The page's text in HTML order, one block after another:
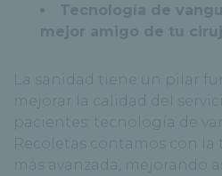
Tecnología de
mejor amigo de tu
La sanidad tiene un pilar
mejorar la calidad del
pacientes: tecnología de
Recoletas contamos con
más avanzada, mejorando